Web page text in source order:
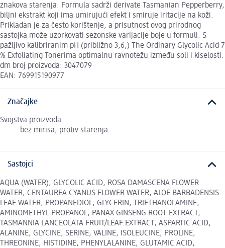
znakova starenja. Formula sadrži derivate Tasmanian Pepperberry,
biljni ekstrakt koji ima umirujući efekt i smiruje iritacije na koži.
Prikladan je za često korištenje, a prisutnost ovog prirodnog
sastojka može uzorkovati sezonske varijacije boje u formuli. S
pažljivo kalibriranim pH (približno 3,6,) The Ordinary Glycolic Acid 7
% Exfoliating Tonerima optimalnu ravnotežu između soli i kiselosti.
dm broj proizvoda: 3047079
EAN: 769915190977
Značajke
Svojstva proizvoda:
bez mirisa, protiv starenja
Sastojci
AQUA (WATER), GLYCOLIC ACID, ROSA DAMASCENA FLOWER
WATER, CENTAUREA CYANUS FLOWER WATER, ALOE BARBADENSIS
LEAF WATER, PROPANEDIOL, GLYCERIN, TRIETHANOLAMINE,
AMINOMETHYL PROPANOL, PANAX GINSENG ROOT EXTRACT,
TASMANNIA LANCEOLATA FRUIT/LEAF EXTRACT, ASPARTIC ACID,
ALANINE, GLYCINE, SERINE, VALINE, ISOLEUCINE, PROLINE,
THREONINE, HISTIDINE, PHENYLALANINE, GLUTAMIC ACID,